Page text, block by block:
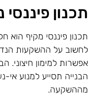
פיננסי
פיננסי מקיף הוא
על ההשקעות
למימון חיצוני.
תסייע למנוע אי-